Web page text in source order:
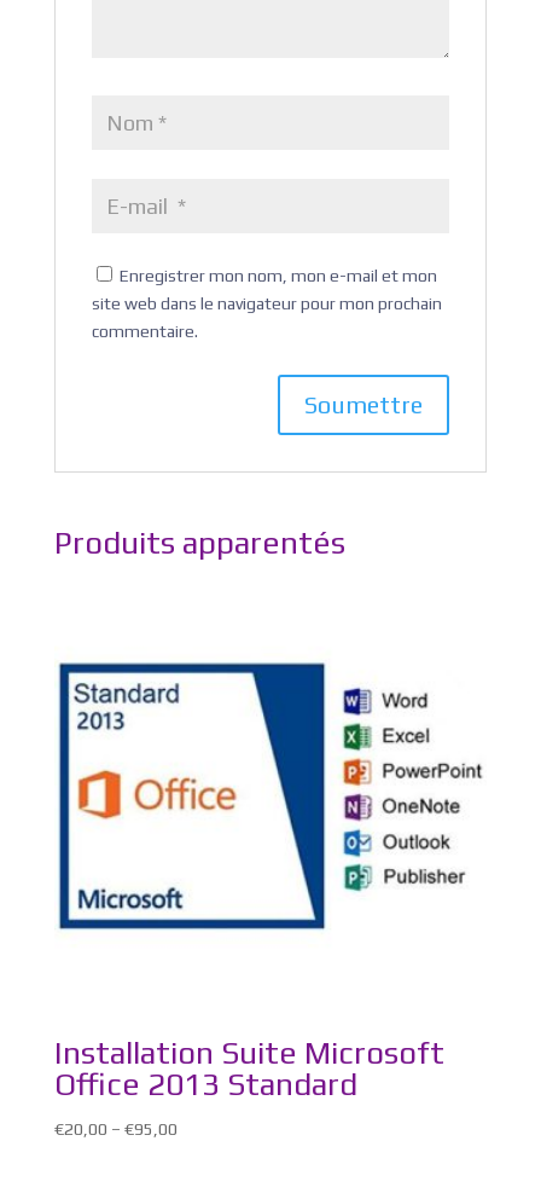
Enregistrer mon nom, mon e-mail et mon
site web dans le navigateur pour mon prochain
commentaire.
Produits apparentés
Installation Suite Microsoft
Office 2013 Standard
€20,00 – €95,00